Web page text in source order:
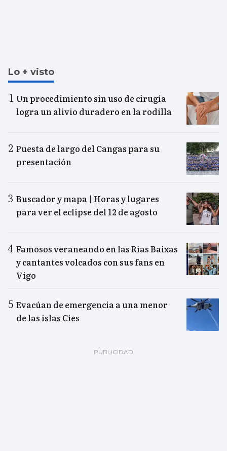
Lo + visto
Un procedimiento sin uso de cirugía
logra un alivio duradero en la rodilla
Puesta de largo del Cangas para su
presentación
Buscador y mapa | Horas y lugares
para ver el eclipse del 12 de agosto
Famosos veraneando en las Rías Baixas
y cantantes volcados con sus fans en
Vigo
Evacúan de emergencia a una menor
de las islas Cíes